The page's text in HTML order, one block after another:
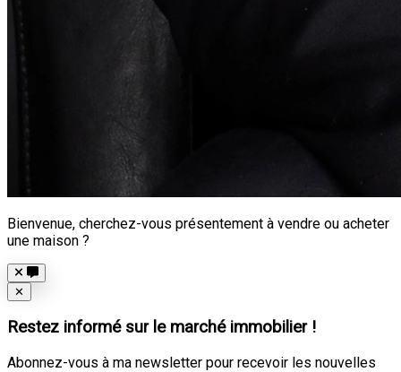
Bienvenue, cherchez-vous présentement à vendre ou acheter
une maison ?
Close
✕
Restez informé sur le marché immobilier !
Abonnez-vous à ma newsletter pour recevoir les nouvelles